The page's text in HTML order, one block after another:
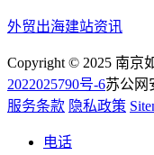
外贸出海建站资讯
Copyright © 2025 南京
2022025790号-6苏公网
服务条款 隐私政策
电话